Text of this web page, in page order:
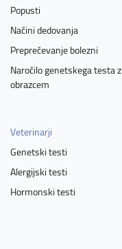
Popusti
Načini dedovanja
Preprečevanje bolezni
Naročilo genetskega testa z
obrazcem
Veterinarji
Genetski testi
Alergijski testi
Hormonski testi